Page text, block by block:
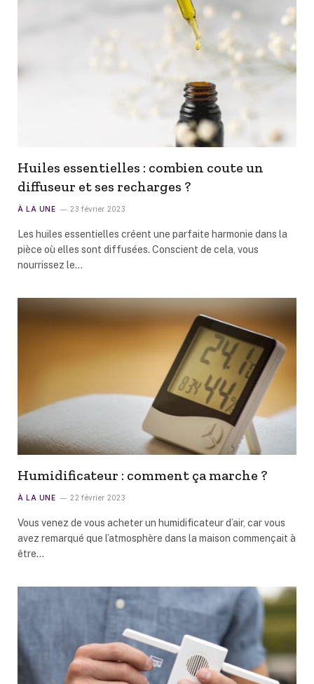
Huiles essentielles : combien coute un
diffuseur et ses recharges ?
À LA UNE 23 février 2023
Les huiles essentielles créent une parfaite harmonie dans la
pièce où elles sont diffusées. Conscient de cela, vous
nourrissez le…
Humidificateur : comment ça marche ?
À LA UNE 22 février 2023
Vous venez de vous acheter un humidificateur d’air, car vous
avez remarqué que l’atmosphère dans la maison commençait à
être…